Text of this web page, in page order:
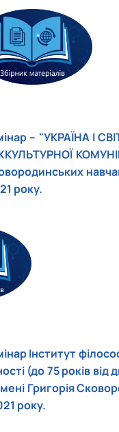
– "УКРАЇНА І
року.
Інститут
(до 75 років від
Григорія
року.